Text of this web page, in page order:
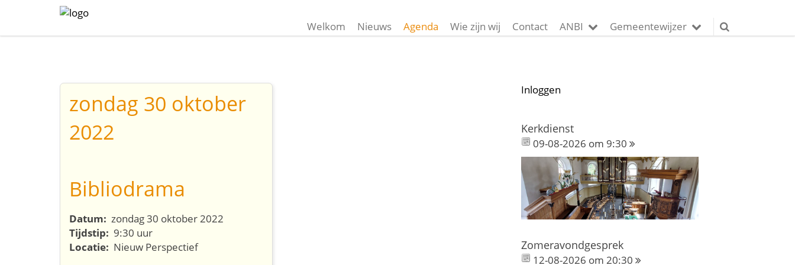
Welkom Nieuws Agenda Wie zijn wij Contact ANBI Gemeentewijzer
zondag 30 oktober
2022
Bibliodrama
Datum: zondag 30 oktober 2022
Tijdstip: 9:30 uur
Locatie: Nieuw Perspectief
Inloggen
Kerkdienst
09-08-2026 om 9:30
Zomeravondgesprek
12-08-2026 om 20:30